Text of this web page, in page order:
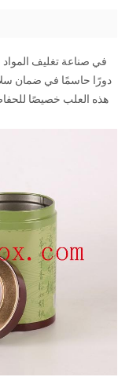
في صناعة تغليف المواد
دورًا حاسمًا في ضمان
هذه العلب خصيصًا